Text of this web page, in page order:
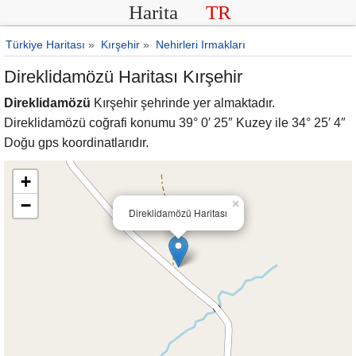
Harita TR
Türkiye Haritası » Kırşehir » Nehirleri Irmakları
Direklidamözü Haritası Kırşehir
Direklidamözü Kırşehir şehrinde yer almaktadır.
Direklidamözü coğrafi konumu 39° 0′ 25″ Kuzey ile 34° 25′ 4″
Doğu gps koordinatlarıdır.
Direklidamözü Haritası
×
+
−